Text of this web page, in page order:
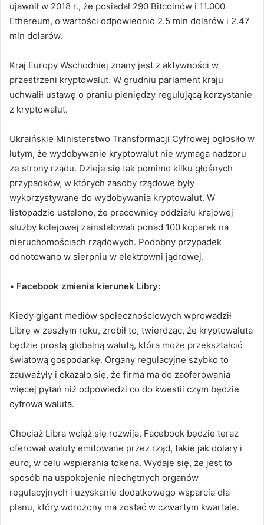
ujawnił w 2018 r., że posiadał 290 Bitcoinów i 11.000
Ethereum, o wartości odpowiednio 2.5 mln dolarów i 2.47
mln dolarów.
Kraj Europy Wschodniej znany jest z aktywności w
przestrzeni kryptowalut. W grudniu parlament kraju
uchwalił ustawę o praniu pieniędzy regulującą korzystanie
z kryptowalut.
Ukraińskie Ministerstwo Transformacji Cyfrowej ogłosiło w
lutym, że wydobywanie kryptowalut nie wymaga nadzoru
ze strony rządu. Dzieje się tak pomimo kilku głośnych
przypadków, w których zasoby rządowe były
wykorzystywane do wydobywania kryptowalut. W
listopadzie ustalono, że pracownicy oddziału krajowej
służby kolejowej zainstalowali ponad 100 koparek na
nieruchomościach rządowych. Podobny przypadek
odnotowano w sierpniu w elektrowni jądrowej.
• Facebook zmienia kierunek Libry:
Kiedy gigant mediów społecznościowych wprowadził
Librę w zeszłym roku, zrobił to, twierdząc, że kryptowaluta
będzie prostą globalną walutą, która może przekształcić
światową gospodarkę. Organy regulacyjne szybko to
zauważyły i okazało się, że firma ma do zaoferowania
więcej pytań niż odpowiedzi co do kwestii czym będzie
cyfrowa waluta.
Chociaż Libra wciąż się rozwija, Facebook będzie teraz
oferował waluty emitowane przez rząd, takie jak dolary i
euro, w celu wspierania tokena. Wydaje się, że jest to
sposób na uspokojenie niechętnych organów
regulacyjnych i uzyskanie dodatkowego wsparcia dla
planu, który wdrożony ma zostać w czwartym kwartale.